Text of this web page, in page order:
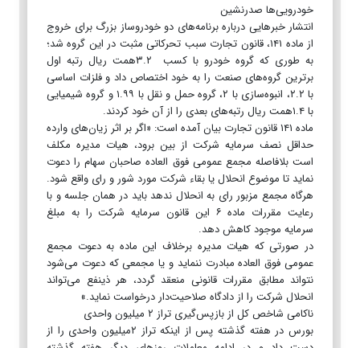
خودرویی‌ها صدرنشین
انتشار خبرهایی درباره برنامه‌های دو خودروساز بزرگ برای خروج
از ماده ۱۴۱، قانون تجارت سبب تحرکاتی مثبت در این گروه شد؛
به طوری که گروه خودرو با کسب ۳.۲همت ریال رتبه اول
برترین گروه‌های صنعت را به خود اختصاص داد و فلزات اساسی
با ۲.۲، انبوه‌سازی با ۲، گروه حمل و نقل با ۱.۹۹ و گروه شیمیایی
با ۱.۴همت ریال رتبه‌های بعدی را از آن خود کردند.
ماده ۱۴۱ قانون تجارت بیان آمده است: «اگر بر اثر زیان‌های وارده
حداقل نصف سرمایه شرکت از بین برود، هیات مدیره مکلف
است بلافاصله مجمع عمومی فوق العاده صاحبان سهام را دعوت
نماید تا موضوع انحلال یا بقاء شرکت مورد شور و رای واقع شود.
هرگاه مجمع مزبور رای به انحلال ندهد باید در همان جلسه و با
رعایت مقررات ماده ۶ این قانون سرمایه شرکت را به مبلغ
سرمایه موجود کاهش دهد.
در صورتی که هیات مدیره برخلاف این ماده به دعوت مجمع
عمومی فوق العاده مبادرت ننماید و یا مجمعی که دعوت می‌شود
نتواند مطابق مقررات قانونی منعقد گردد، هر ذینفع می‌تواند
انحلال شرکت را از دادگاه صلاحیت‌دار درخواست نماید.»
ناکامی شاخص کل از بازپس‌گیری تراز ۲ میلیون واحدی
بورس در هفته گذشته پس از اینکه تراز ۲میلیون واحدی را از